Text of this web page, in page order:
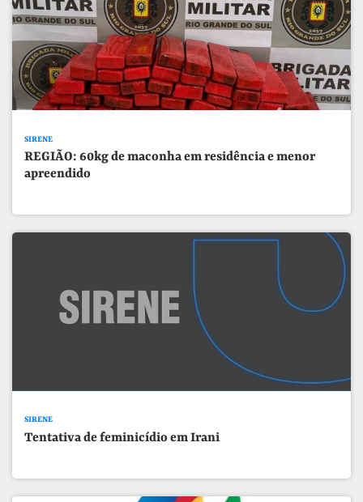
SIRENE
REGIÃO: 60kg de maconha em residência e menor
apreendido
SIRENE
Tentativa de feminicídio em Irani